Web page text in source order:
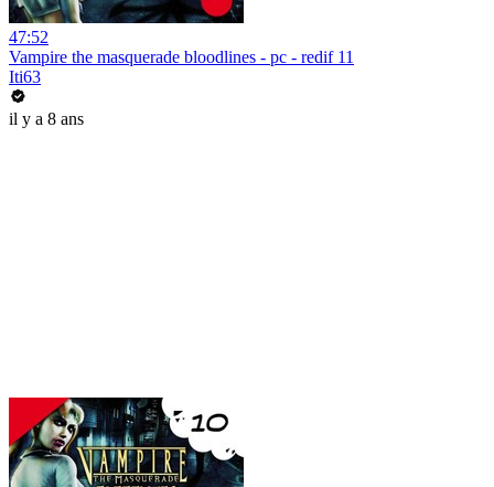
47:52
Vampire the masquerade bloodlines - pc - redif 11
Iti63
il y a 8 ans